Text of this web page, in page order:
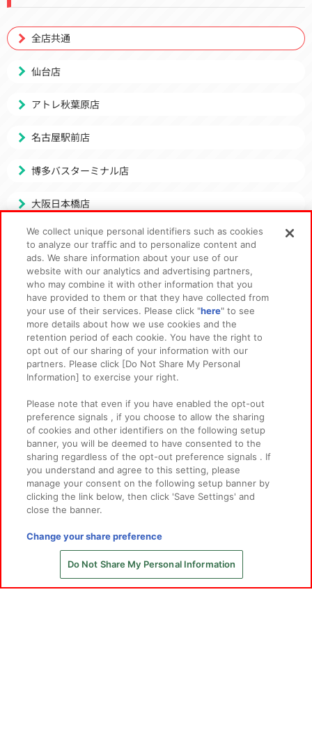
全店共通
仙台店
アトレ秋葉原店
名古屋駅前店
博多バスターミナル店
大阪日本橋店
315!!!SHOP
アトレ川崎店
アソビストア
出張所
©窪岡俊之 THE IDOLM@STER™& ©Bandai Namco Entertainment Inc.
ゲーム機をさがす
We collect unique personal identifiers such as cookies
to analyze our traffic and to personalize content and
ads. We share information about your use of our
website with our analytics and advertising partners,
who may combine it with other information that you
have provided to them or that they have collected from
your use of their services. Please click "here" to see
more details about how we use cookies and the
retention period of each cookie. You have the right to
opt out of our sharing of your information with our
partners. Please click [Do Not Share My Personal
Information] to exercise your right.
Please note that even if you have enabled the opt-out
preference signals , if you choose to allow the sharing
of cookies and other identifiers on the following setup
banner, you will be deemed to have consented to the
sharing regardless of the opt-out preference signals . If
you understand and agree to this setting, please
manage your consent on the following setup banner by
clicking the link below, then click 'Save Settings' and
close the banner.
Change your share preference
Do Not Share My Personal Information